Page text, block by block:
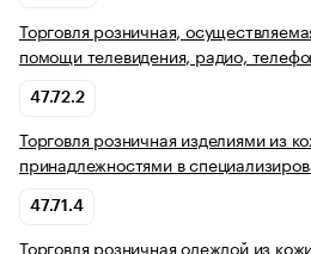
Торговля розничная,
помощи телевидения, радио,
47.72.2
Торговля розничная изделиями из
принадлежностями в
47.71.4
Торговля розничная одеждой из